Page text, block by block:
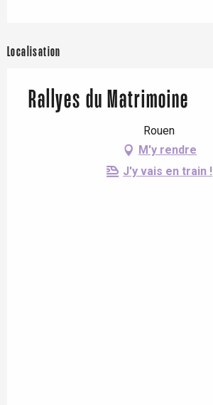
Localisation
Rallyes du Matrimoine
Rouen
M'y rendre
J'y vais en train !